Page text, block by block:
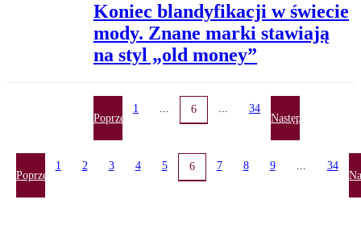
Koniec blandyfikacji w świecie
mody. Znane marki stawiają
na styl „old money”
Poprzednia
1 ... 6 ... 34
Następna
Poprzednia
1 2 3 4 5 6 7 8 9 ... 34